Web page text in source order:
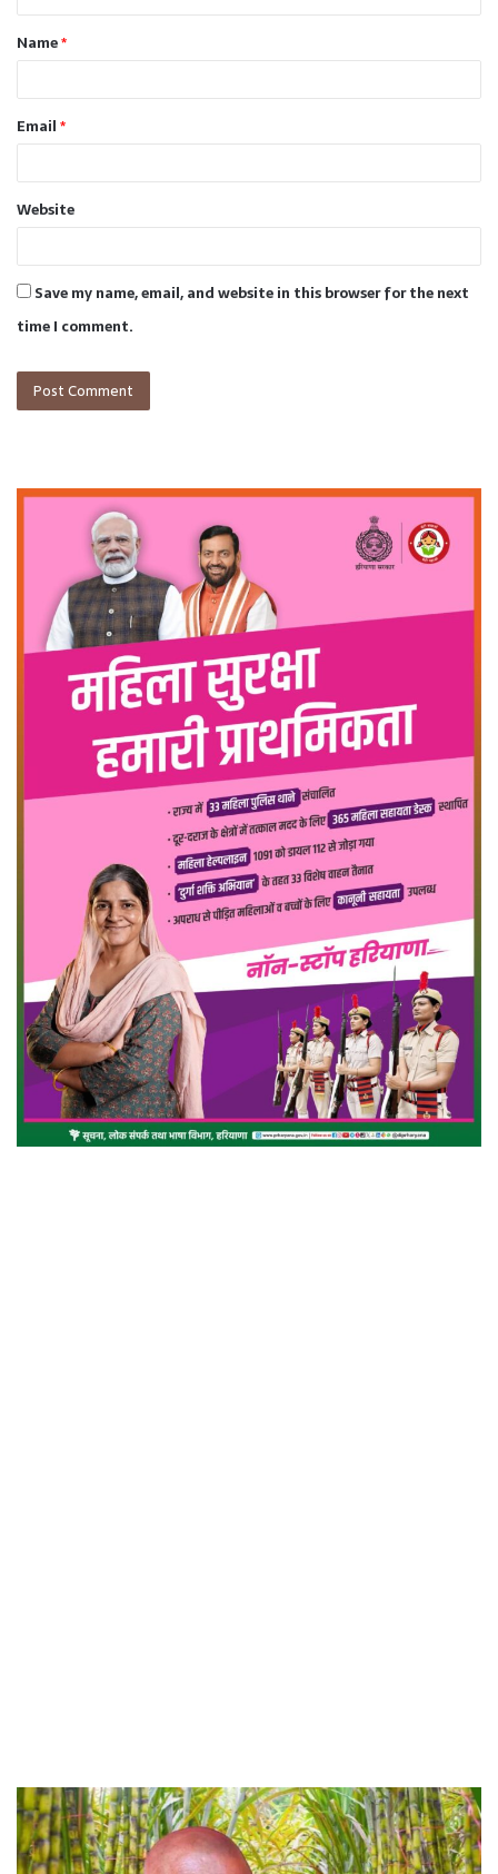
t
*Name*
Email*
Website
Save my name, email, and website in this browser for the next
time I comment.